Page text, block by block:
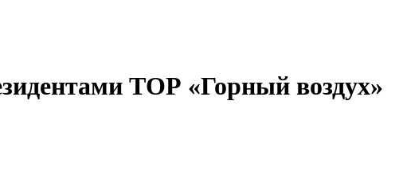
ТОР «Горный воздух»